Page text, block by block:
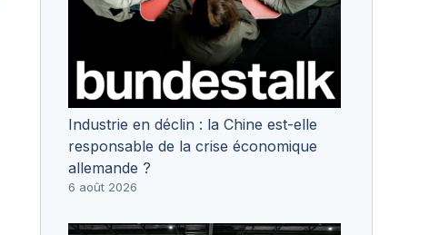
Industrie en déclin : la Chine est-elle
responsable de la crise économique
allemande ?
6 août 2026